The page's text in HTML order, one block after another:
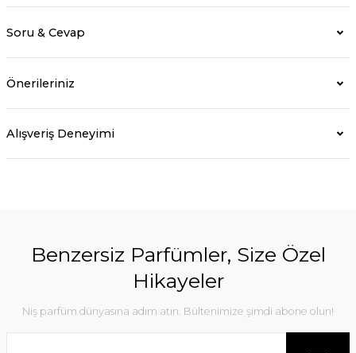
Soru & Cevap
Önerileriniz
Alışveriş Deneyimi
Benzersiz Parfümler, Size Özel
Hikayeler
Niş parfüm dünyasına adım atın. Bültenimize şimdi abone olun!